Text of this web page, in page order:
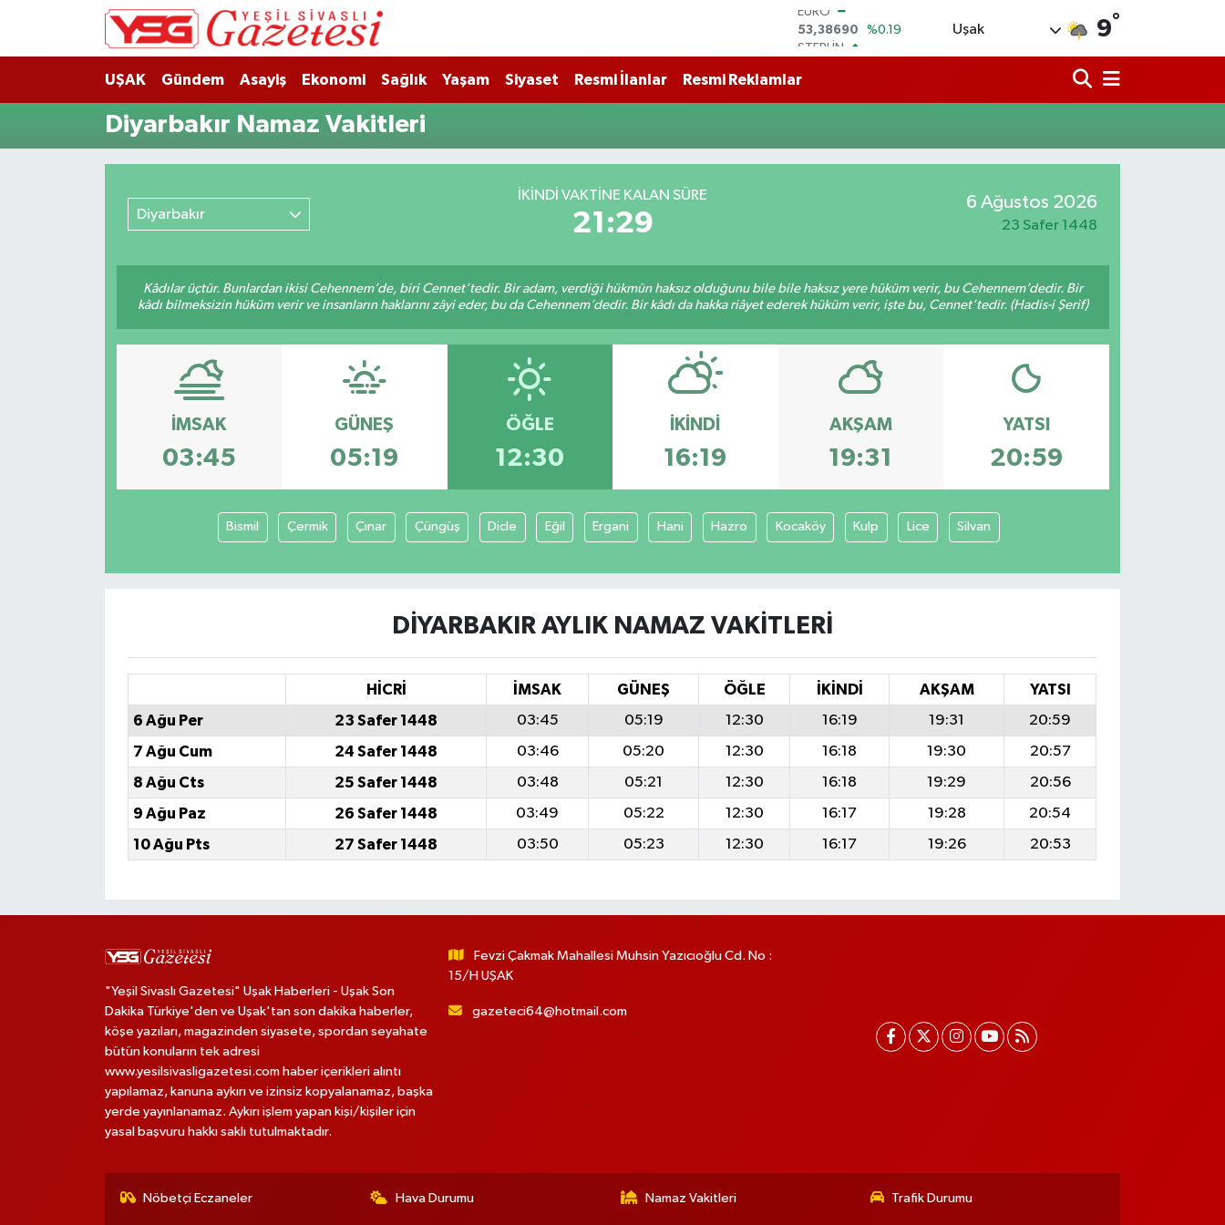
STERLİN
61,60380
%0.18
G.ALTIN
6862,09000
79.591,74
%-1.82
DOLAR
Uşak 9°
UŞAK Gündem Asayiş Ekonomi Sağlık Yaşam Siyaset Resmi İlanlar Resmi Reklamlar
Diyarbakır Namaz Vakitleri
Diyarbakır
İKINDI VAKTİNE KALAN SÜRE
21:29
6 Ağustos 2026
23 Safer 1448
Kâdılar üçtür. Bunlardan ikisi Cehennem’de, biri Cennet’tedir. Bir adam, verdiği hükmün haksız olduğunu bile bile haksız yere hüküm verir, bu Cehennem’dedir. Bir
kâdı bilmeksizin hüküm verir ve insanların haklarını zâyi eder, bu da Cehennem’dedir. Bir kâdı da hakka riâyet ederek hüküm verir, işte bu, Cennet’tedir. (Hadis-i Şerif)
İMSAK
03:45
GÜNEŞ
05:19
ÖĞLE
12:30
İKINDI
16:19
AKŞAM
19:31
YATSI
20:59
Bismil Çermik Çınar Çüngüş Dicle Eğil Ergani Hani Hazro Kocaköy Kulp Lice Silvan
DIYARBAKIR AYLIK NAMAZ VAKITLERI
HİCRİ İMSAK GÜNEŞ ÖĞLE İKINDI AKŞAM
YATSI
6 Ağu Per
23 Safer 1448 03:45 05:19 12:30 16:19 19:31
20:59
7 Ağu Cum
24 Safer 1448 03:46 05:20 12:30 16:18 19:30
20:57
8 Ağu Cts
25 Safer 1448 03:48 05:21 12:30 16:18 19:29
20:56
9 Ağu Paz
26 Safer 1448 03:49 05:22 12:30 16:17 19:28
20:54
10 Ağu Pts
27 Safer 1448 03:50 05:23 12:30 16:17 19:26 20:53
"Yeşil Sivaslı Gazetesi" Uşak Haberleri - Uşak Son
Dakika Türkiye'den ve Uşak'tan son dakika haberler,
köşe yazıları, magazinden siyasete, spordan seyahate
bütün konuların tek adresi
www.yesilsivasligazetesi.com haber içerikleri alıntı
yapılamaz, kanuna aykırı ve izinsiz kopyalanamaz, başka
yerde yayınlanamaz. Aykırı işlem yapan kişi/kişiler için
yasal başvuru hakkı saklı tutulmaktadır.
Fevzi Çakmak Mahallesi Muhsin Yazıcıoğlu Cd. No :
15/H UŞAK
gazeteci64@hotmail.com
Nöbetçi Eczaneler Hava Durumu Namaz Vakitleri Trafik Durumu
Hava Durumu
Namaz Vakitleri
Trafik Durumu
Tüm Manşetler
Son Dakika Haberleri